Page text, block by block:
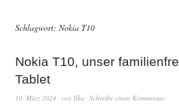
Schlagwort: Nokia T10
Nokia T10, unser
Tablet
10. März 2024 von Ilka Schreibe einen Kommentar